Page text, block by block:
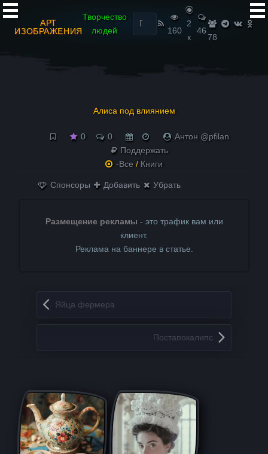
АРТ
ИЗОБРАЖЕНИЯ
Творчество
людей
Найти:
160
2
к
46
78
Алиса под влиянием
0 0
Антон @pfilan
Поддержать
-Все / Книги
Спонсоры Добавить Убрать
Размещение рекламы - это трафик вам или
клиент.
Реклама на баннере в статье.
Запись навигация
Яйца фермера
Постапокалипс